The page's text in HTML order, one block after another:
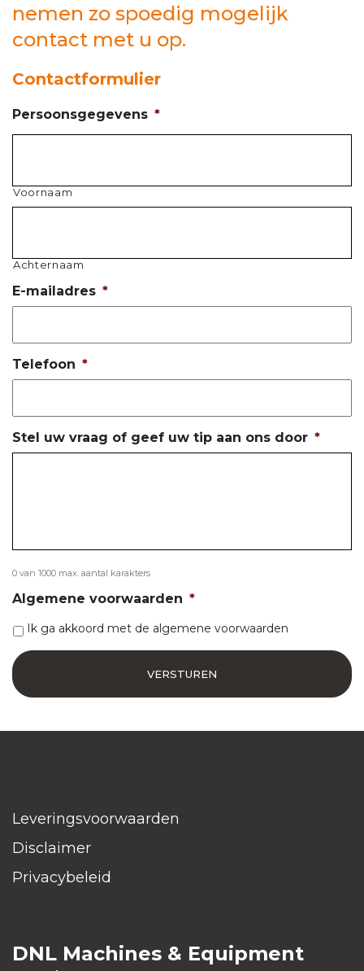
nemen zo spoedig mogelijk
contact met u op.
Contactformulier
Persoonsgegevens *
Voornaam
Achternaam
E-mailadres *
Telefoon *
Stel uw vraag of geef uw tip aan ons door *
0 van 1000 max. aantal karakters
Algemene voorwaarden *
Ik ga akkoord met de algemene voorwaarden
Leveringsvoorwaarden
Disclaimer
Privacybeleid
DNL Machines & Equipment